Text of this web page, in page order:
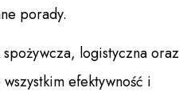
porady.
logistyczna oraz
efektywność i